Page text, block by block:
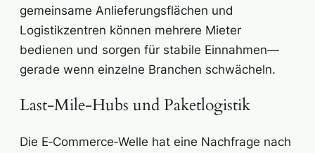
gemeinsame Anlieferungsflächen und
Logistikzentren können mehrere Mieter
bedienen und sorgen für stabile Einnahmen—
gerade wenn einzelne Branchen schwächeln.
Last‑Mile‑Hubs und Paketlogistik
Die E‑Commerce‑Welle hat eine Nachfrage nach